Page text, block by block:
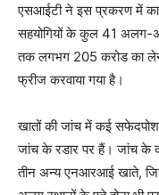
एसआईटी ने इस प्रकरण में
सहयोगियों के कुल 41 अलग-
तक लगभग 205 करोड का
फ्रीज करवाया गया है।
खातों की जांच में कई सफेदपोश
जांच के रडार पर हैं। जांच के
तीन अन्य एनआरआई खाते,